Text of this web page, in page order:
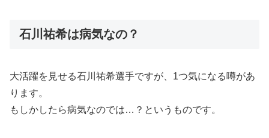
石川祐希は病気なの？
大活躍を見せる石川祐希選手ですが、1つ気になる噂があ
ります。
もしかしたら病気なのでは…？というものです。